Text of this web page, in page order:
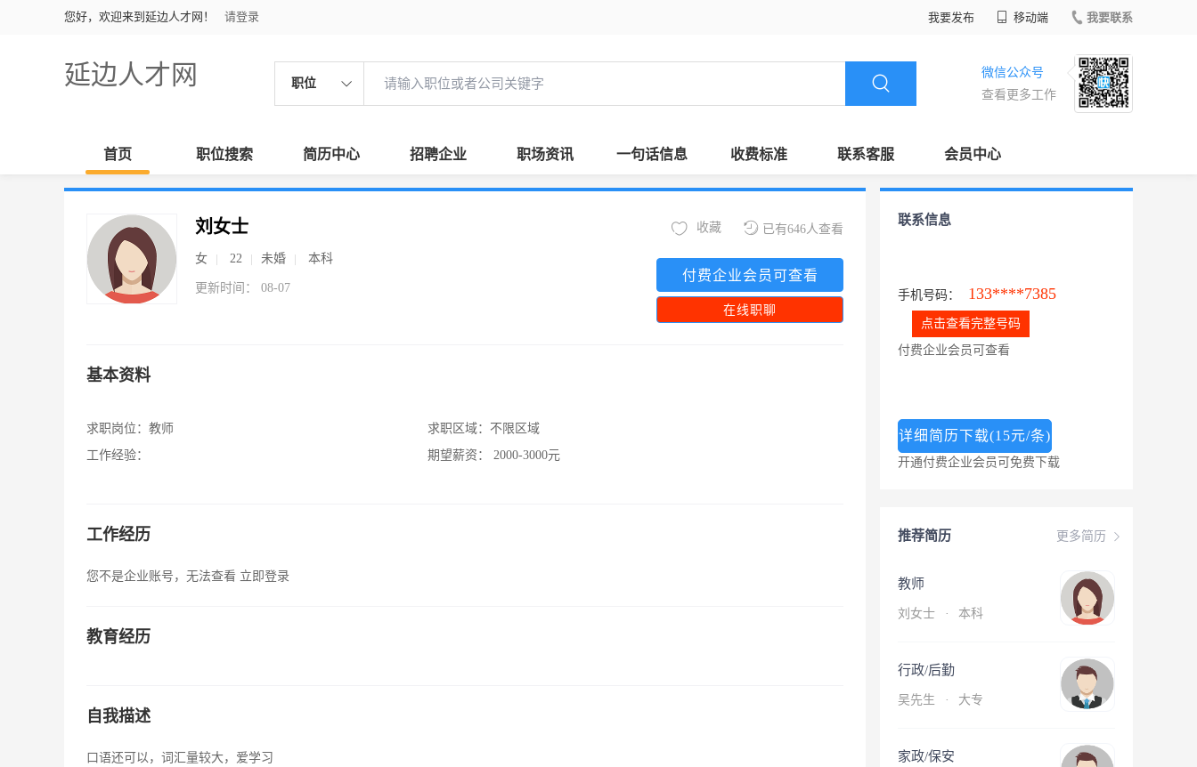
您好，欢迎来到延边人才网！ 请登录 我要发布 移动端 我要联系
延边人才网 职位
微信公众号
查看更多工作
首页 职位搜索 简历中心 招聘企业 职场资讯 一句话信息 收费标准 联系客服 会员中心
刘女士
女 22 未婚 本科
更新时间： 08-07
已有646人查看
收藏
付费企业会员可查看
在线职聊
基本资料
求职岗位： 教师
工作经验：
求职区域： 不限区域
期望薪资：
2000-3000元
工作经历
您不是企业账号，无法查看 立即登录
教育经历
自我描述
口语还可以，词汇量较大，爱学习
联系信息
手机号码： 133****7385
点击查看完整号码
付费企业会员可查看
详细简历下载(15元/条)
开通付费企业会员可免费下载
更多简历
推荐简历
教师
刘女士 · 本科
行政/后勤
吴先生 · 大专
家政/保安